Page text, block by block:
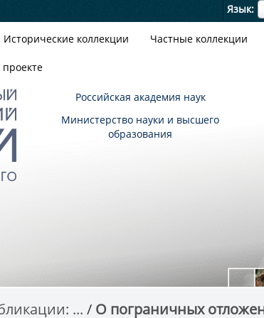
Язык
Исторические коллекции Частные коллекции
Российская академия наук
Министерство науки и высшего
образования
... О пограничных